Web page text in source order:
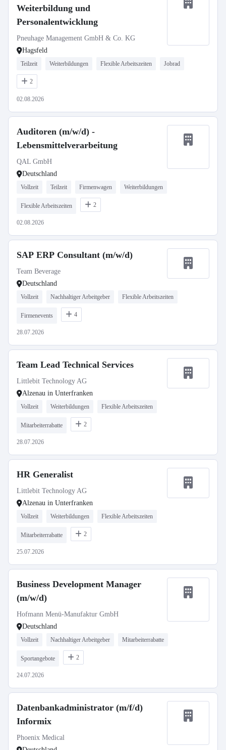
Weiterbildung und
Personalentwicklung
Pneuhage Management GmbH & Co. KG
Hagsfeld
Teilzeit Weiterbildungen Flexible Arbeitszeiten Jobrad
2
02.08.2026
Auditoren (m/w/d) -
Lebensmittelverarbeitung
QAL GmbH
Deutschland
Vollzeit Teilzeit Firmenwagen Weiterbildungen
Flexible Arbeitszeiten 2
02.08.2026
SAP ERP Consultant (m/w/d)
Team Beverage
Deutschland
Vollzeit Nachhaltiger Arbeitgeber Flexible Arbeitszeiten
Firmenevents 4
28.07.2026
Team Lead Technical Services
Littlebit Technology AG
Alzenau in Unterfranken
Vollzeit Weiterbildungen Flexible Arbeitszeiten
Mitarbeiterrabatte 2
28.07.2026
HR Generalist
Littlebit Technology AG
Alzenau in Unterfranken
Vollzeit Weiterbildungen Flexible Arbeitszeiten
Mitarbeiterrabatte 2
25.07.2026
Business Development Manager
(m/w/d)
Hofmann Menü-Manufaktur GmbH
Deutschland
Vollzeit Nachhaltiger Arbeitgeber Mitarbeiterrabatte
Sportangebote 2
24.07.2026
Datenbankadministrator (m/f/d)
Informix
Phoenix Medical